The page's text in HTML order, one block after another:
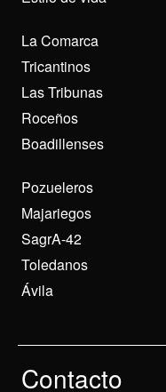
La Comarca
Tricantinos
Las Tribunas
Roceños
Boadillenses
Pozueleros
Majariegos
SagrA-42
Toledanos
Ávila
Contacto